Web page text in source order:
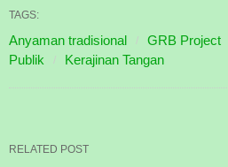
TAGS:
Anyaman tradisional GRB Project
Publik
Kerajinan Tangan
RELATED POST